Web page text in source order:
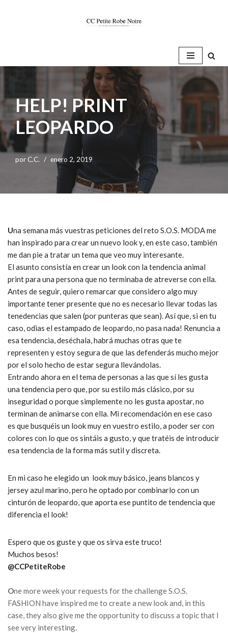
HELP! PRINT
LEOPARDO
porC.C. enero 2, 2019
Una semana más vuestras peticiones del reto S.O.S. MODA me
han inspirado para crear un nuevo look y, en este caso, también
me dan pie a tratar un tema que veo muy interesante.
El asunto consistía en crear un look con la tendencia animal
print para una persona que no terminaba de atreverse con ella.
Antes de seguir, quiero remarcar que considero algo muy
importante tener presente que no es necesario llevar todas las
tenedencias que salen (por punteras que sean). Así que, si en tu
caso, odias el estampado de leopardo, no pasa nada! Renuncia a
esa tendencia, deséchala, habrá muchas otras que te
representen y estoy segura de que las defenderás mucho mejor
por el solo hecho de estar segura llevándolas.
Entrando ahora en el tema de personas a las que sí les gusta
una tendencia pero que, por su estilo más clásico, por su
inseguridad o porque simplemente no les gusta apostar, no
terminan de animarse con ella. Mi recomendación en ese caso
es que busquéis un look muy en vuestro estilo, a poder ser con
colores con lo que os sintáis a gusto, y que tratéis de introducir
esa tendencia de la forma más sutil y discreta.
En mi caso he elegido un look muy básico, jeans blancos y
jersey azul marino, pero he optado por combinarlo con un
cinturón de leopardo, que aporta ese puntito de tendencia que
diferencia el look!
Espero que os guste y que os sirva este truco!
Muchos besos!
@CCPetiteRobe
One more week your requests for the challenge S.O.S.
FASHION have inspired me to create a new look and, in this
case, they also give me the opportunity to discuss a topic that I
see very interesting.